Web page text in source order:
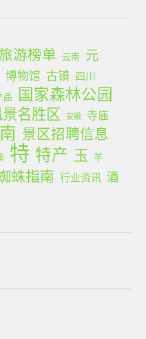
游榜单 云南 元
博物馆 古镇 四川
品 国家森林公园
名胜区 安徽 寺庙
景区招聘信息
特 特产 玉 羊
蛛指南 行业资讯 酒